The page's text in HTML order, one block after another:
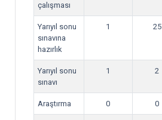
çalışması
Yarıyıl sonu
sınavına
hazırlık
1 25
Yarıyıl sonu
sınavı
1 2
Araştırma 0 0